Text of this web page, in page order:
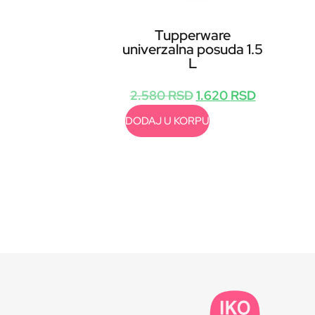
Tupperware
univerzalna posuda 1.5
L
2.580RSD1.620 RSD
DODAJ U KORPU